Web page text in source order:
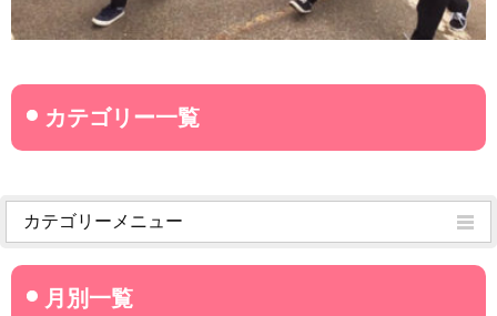
カテゴリーメニュー
菊武学園からのお知らせ
名古屋産業大学